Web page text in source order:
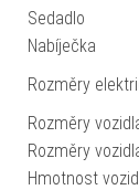
Sedadlo
Nabíječka
Rozměry
Rozměry
Rozměry
Hmotnost